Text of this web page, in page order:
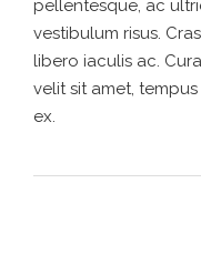
pellentesque, ac
vestibulum risus.
libero iaculis ac.
velit sit amet,
ex.